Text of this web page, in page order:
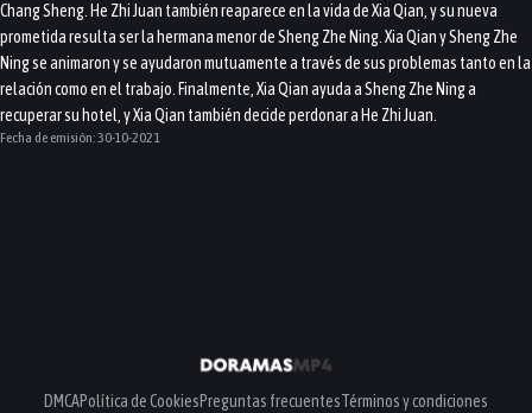
Chang Sheng. He Zhi Juan también reaparece en la vida de Xia Qian, y su nueva
prometida resulta ser la hermana menor de Sheng Zhe Ning. Xia Qian y Sheng Zhe
Ning se animaron y se ayudaron mutuamente a través de sus problemas tanto en la
relación como en el trabajo. Finalmente, Xia Qian ayuda a Sheng Zhe Ning a
recuperar su hotel, y Xia Qian también decide perdonar a He Zhi Juan.
Fecha de emisión:30-10-2021
DMCAPolítica de CookiesPreguntas frecuentesTérminos y condiciones